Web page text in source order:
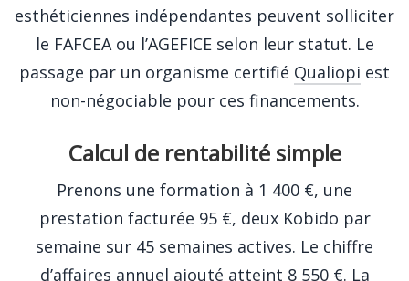
esthéticiennes indépendantes peuvent solliciter
le FAFCEA ou l’AGEFICE selon leur statut. Le
passage par un organisme certifié Qualiopi est
non-négociable pour ces financements.
Calcul de rentabilité simple
Prenons une formation à 1 400 €, une
prestation facturée 95 €, deux Kobido par
semaine sur 45 semaines actives. Le chiffre
d’affaires annuel ajouté atteint 8 550 €. La